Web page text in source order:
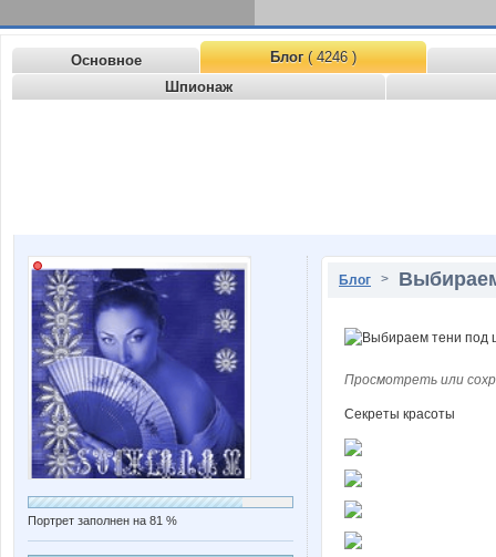
Основное Блог( 4246 )
Шпионаж
Портрет заполнен на 81 %
Блог >
Просмотреть или
Секреты красоты